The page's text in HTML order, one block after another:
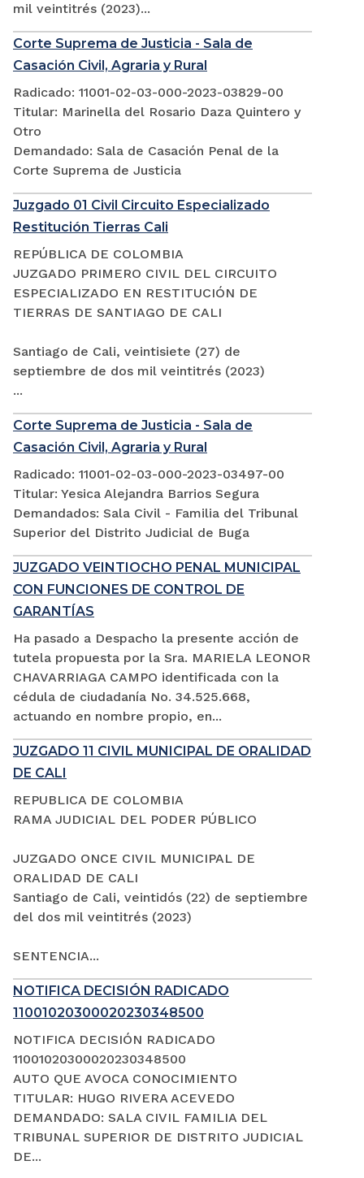
mil veintitrés (2023)...
Corte Suprema de Justicia - Sala de
Casación Civil, Agraria y Rural
Radicado: 11001-02-03-000-2023-03829-00
Titular: Marinella del Rosario Daza Quintero y
Otro
Demandado: Sala de Casación Penal de la
Corte Suprema de Justicia
Juzgado 01 Civil Circuito Especializado
Restitución Tierras Cali
REPÚBLICA DE COLOMBIA
JUZGADO PRIMERO CIVIL DEL CIRCUITO
ESPECIALIZADO EN RESTITUCIÓN DE
TIERRAS DE SANTIAGO DE CALI
Santiago de Cali, veintisiete (27) de
septiembre de dos mil veintitrés (2023)
...
Corte Suprema de Justicia - Sala de
Casación Civil, Agraria y Rural
Radicado: 11001-02-03-000-2023-03497-00
Titular: Yesica Alejandra Barrios Segura
Demandados: Sala Civil - Familia del Tribunal
Superior del Distrito Judicial de Buga
JUZGADO VEINTIOCHO PENAL MUNICIPAL
CON FUNCIONES DE CONTROL DE
GARANTÍAS
Ha pasado a Despacho la presente acción de
tutela propuesta por la Sra. MARIELA LEONOR
CHAVARRIAGA CAMPO identificada con la
cédula de ciudadanía No. 34.525.668,
actuando en nombre propio, en...
JUZGADO 11 CIVIL MUNICIPAL DE ORALIDAD
DE CALI
REPUBLICA DE COLOMBIA
RAMA JUDICIAL DEL PODER PÚBLICO
JUZGADO ONCE CIVIL MUNICIPAL DE
ORALIDAD DE CALI
Santiago de Cali, veintidós (22) de septiembre
del dos mil veintitrés (2023)
SENTENCIA...
NOTIFICA DECISIÓN RADICADO
11001020300020230348500
NOTIFICA DECISIÓN RADICADO
11001020300020230348500
AUTO QUE AVOCA CONOCIMIENTO
TITULAR: HUGO RIVERA ACEVEDO
DEMANDADO: SALA CIVIL FAMILIA DEL
TRIBUNAL SUPERIOR DE DISTRITO JUDICIAL
DE...